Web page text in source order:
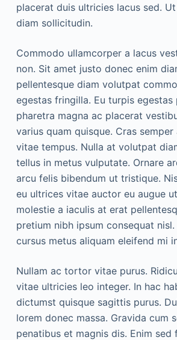
placerat duis ultricies lacus sed.
diam sollicitudin.
Commodo ullamcorper a lacus
non. Sit amet justo donec enim
pellentesque diam volutpat
egestas fringilla. Eu turpis egestas
pharetra magna ac placerat
varius quam quisque. Cras
vitae tempus. Nulla at volutpat
tellus in metus vulputate. Ornare
arcu felis bibendum ut tristique.
eu ultrices vitae auctor eu augue
molestie a iaculis at erat
pretium nibh ipsum consequat
cursus metus aliquam eleifend mi
Nullam ac tortor vitae purus.
vitae ultricies leo integer. In hac
dictumst quisque sagittis purus.
lorem donec massa. Gravida cum
penatibus et magnis dis. Enim sed